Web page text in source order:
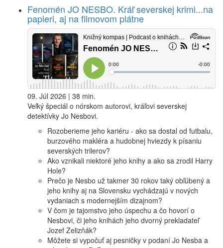
Fenomén JO NESBO. Kráľ severskej krimi...na
papieri, aj na filmovom plátne
09. Júl 2026 | 38 min.
Veľký špeciál o nórskom autorovi, kráľovi severskej
detektívky Jo Nesbovi.
Rozoberieme jeho kariéru - ako sa dostal od futbalu,
burzového makléra a hudobnej hviezdy k písaniu
severských trilerov?
Ako vznikali niektoré jeho knihy a ako sa zrodil Harry
Hole?
Prečo je Nesbo už takmer 30 rokov taký obľúbený a
jeho knihy aj na Slovensku vychádzajú v nových
vydaniach s modernejším dizajnom?
V čom je tajomstvo jeho úspechu a čo hovorí o
Nesbovi, či jeho knihách jeho dvorný prekladateľ
Jozef Zelizňák?
Môžete si vypočuť aj pesničky v podaní Jo Nesba a